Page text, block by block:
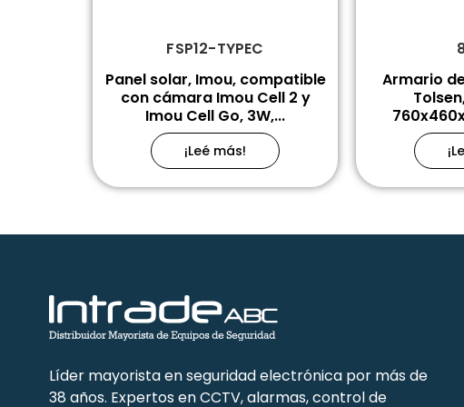
FSP12-TYPEC
Panel solar, Imou, compatible
con cámara Imou Cell 2 y
Imou Cell Go, 3W,...
¡Leé más!
Armario
Líder mayorista en seguridad electrónica por más de
38 años. Expertos en CCTV, alarmas, control de